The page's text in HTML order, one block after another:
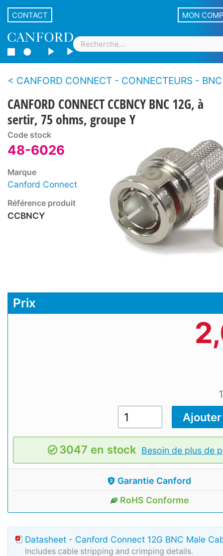
CONTACT MON
CANFORD CONNECT - CONNECTEURS - BNC - Fiches mâles - À sertir - 12G
CANFORD CONNECT CCBNCY BNC 12G, à
sertir, 75 ohms, groupe Y
Code stock
48-6026
Marque
Canford Connect
Référence produit
CCBNCY
Prix
3047 en stock Besoin de plus de
Garantie Canford
RoHS Conforme
Datasheet - Canford Connect 12G BNC Male
Includes cable stripping and crimping details.